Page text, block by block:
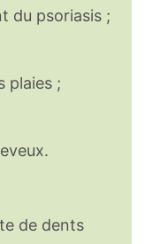
du psoriasis ;
plaies ;
de dents